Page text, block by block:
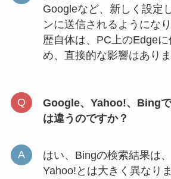
Googleなど、新しく設定
ンに送信されるようにな
歴自体は、PC上のEdge
め、直接的な影響はありま
Google、Yahoo!、Bing
は違うのですか？
はい、Bingの検索結果は
Yahoo!とは大きく異なりま